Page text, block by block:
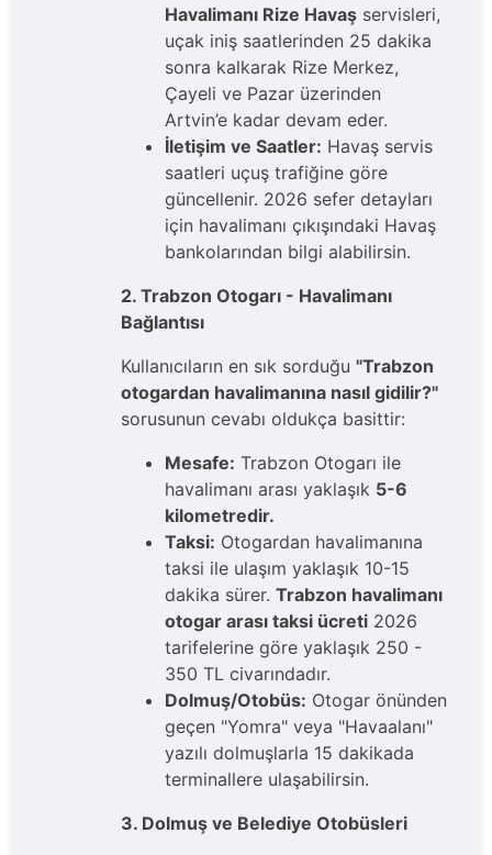
Havalimanı Rize Havaş servisleri,
uçak iniş saatlerinden 25 dakika
sonra kalkarak Rize Merkez,
Çayeli ve Pazar üzerinden
Artvin’e kadar devam eder.
İletişim ve Saatler: Havaş servis
saatleri uçuş trafiğine göre
güncellenir. 2026 sefer detayları
için havalimanı çıkışındaki Havaş
bankolarından bilgi alabilirsin.
2. Trabzon Otogarı - Havalimanı
Bağlantısı
Kullanıcıların en sık sorduğu "Trabzon
otogardan havalimanına nasıl gidilir?"
sorusunun cevabı oldukça basittir:
Mesafe: Trabzon Otogarı ile
havalimanı arası yaklaşık 5-6
kilometredir.
Taksi: Otogardan havalimanına
taksi ile ulaşım yaklaşık 10-15
dakika sürer. Trabzon havalimanı
otogar arası taksi ücreti 2026
tarifelerine göre yaklaşık 250 -
350 TL civarındadır.
Dolmuş/Otobüs: Otogar önünden
geçen "Yomra" veya "Havaalanı"
yazılı dolmuşlarla 15 dakikada
terminallere ulaşabilirsin.
3. Dolmuş ve Belediye Otobüsleri